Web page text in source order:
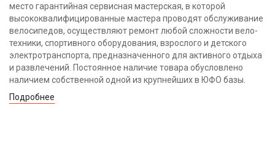
место гарантийная сервисная мастерская, в которой
высококвалифицированные мастера проводят обслуживание
велосипедов, осуществляют ремонт любой сложности вело-
техники, спортивного оборудования, взрослого и детского
электротранспорта, предназначенного для активного отдыха
и развлечений. Постоянное наличие товара обусловлено
наличием собственной одной из крупнейших в ЮФО базы.
Подробнее